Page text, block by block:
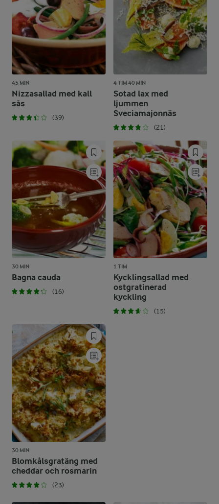
45 MIN
Nizzasallad med kall
sås
(39)
4 TIM 40 MIN
Sotad lax med
ljummen
Sveciamajonnäs
(21)
30 MIN
Bagna cauda
(16)
1 TIM
Kycklingsallad med
ostgratinerad
kyckling
(15)
30 MIN
Blomkålsgratäng med
cheddar och rosmarin
(23)